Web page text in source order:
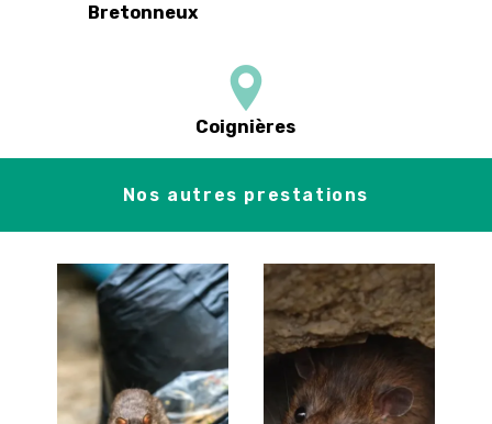
Bretonneux
Coignières
Nos autres prestations